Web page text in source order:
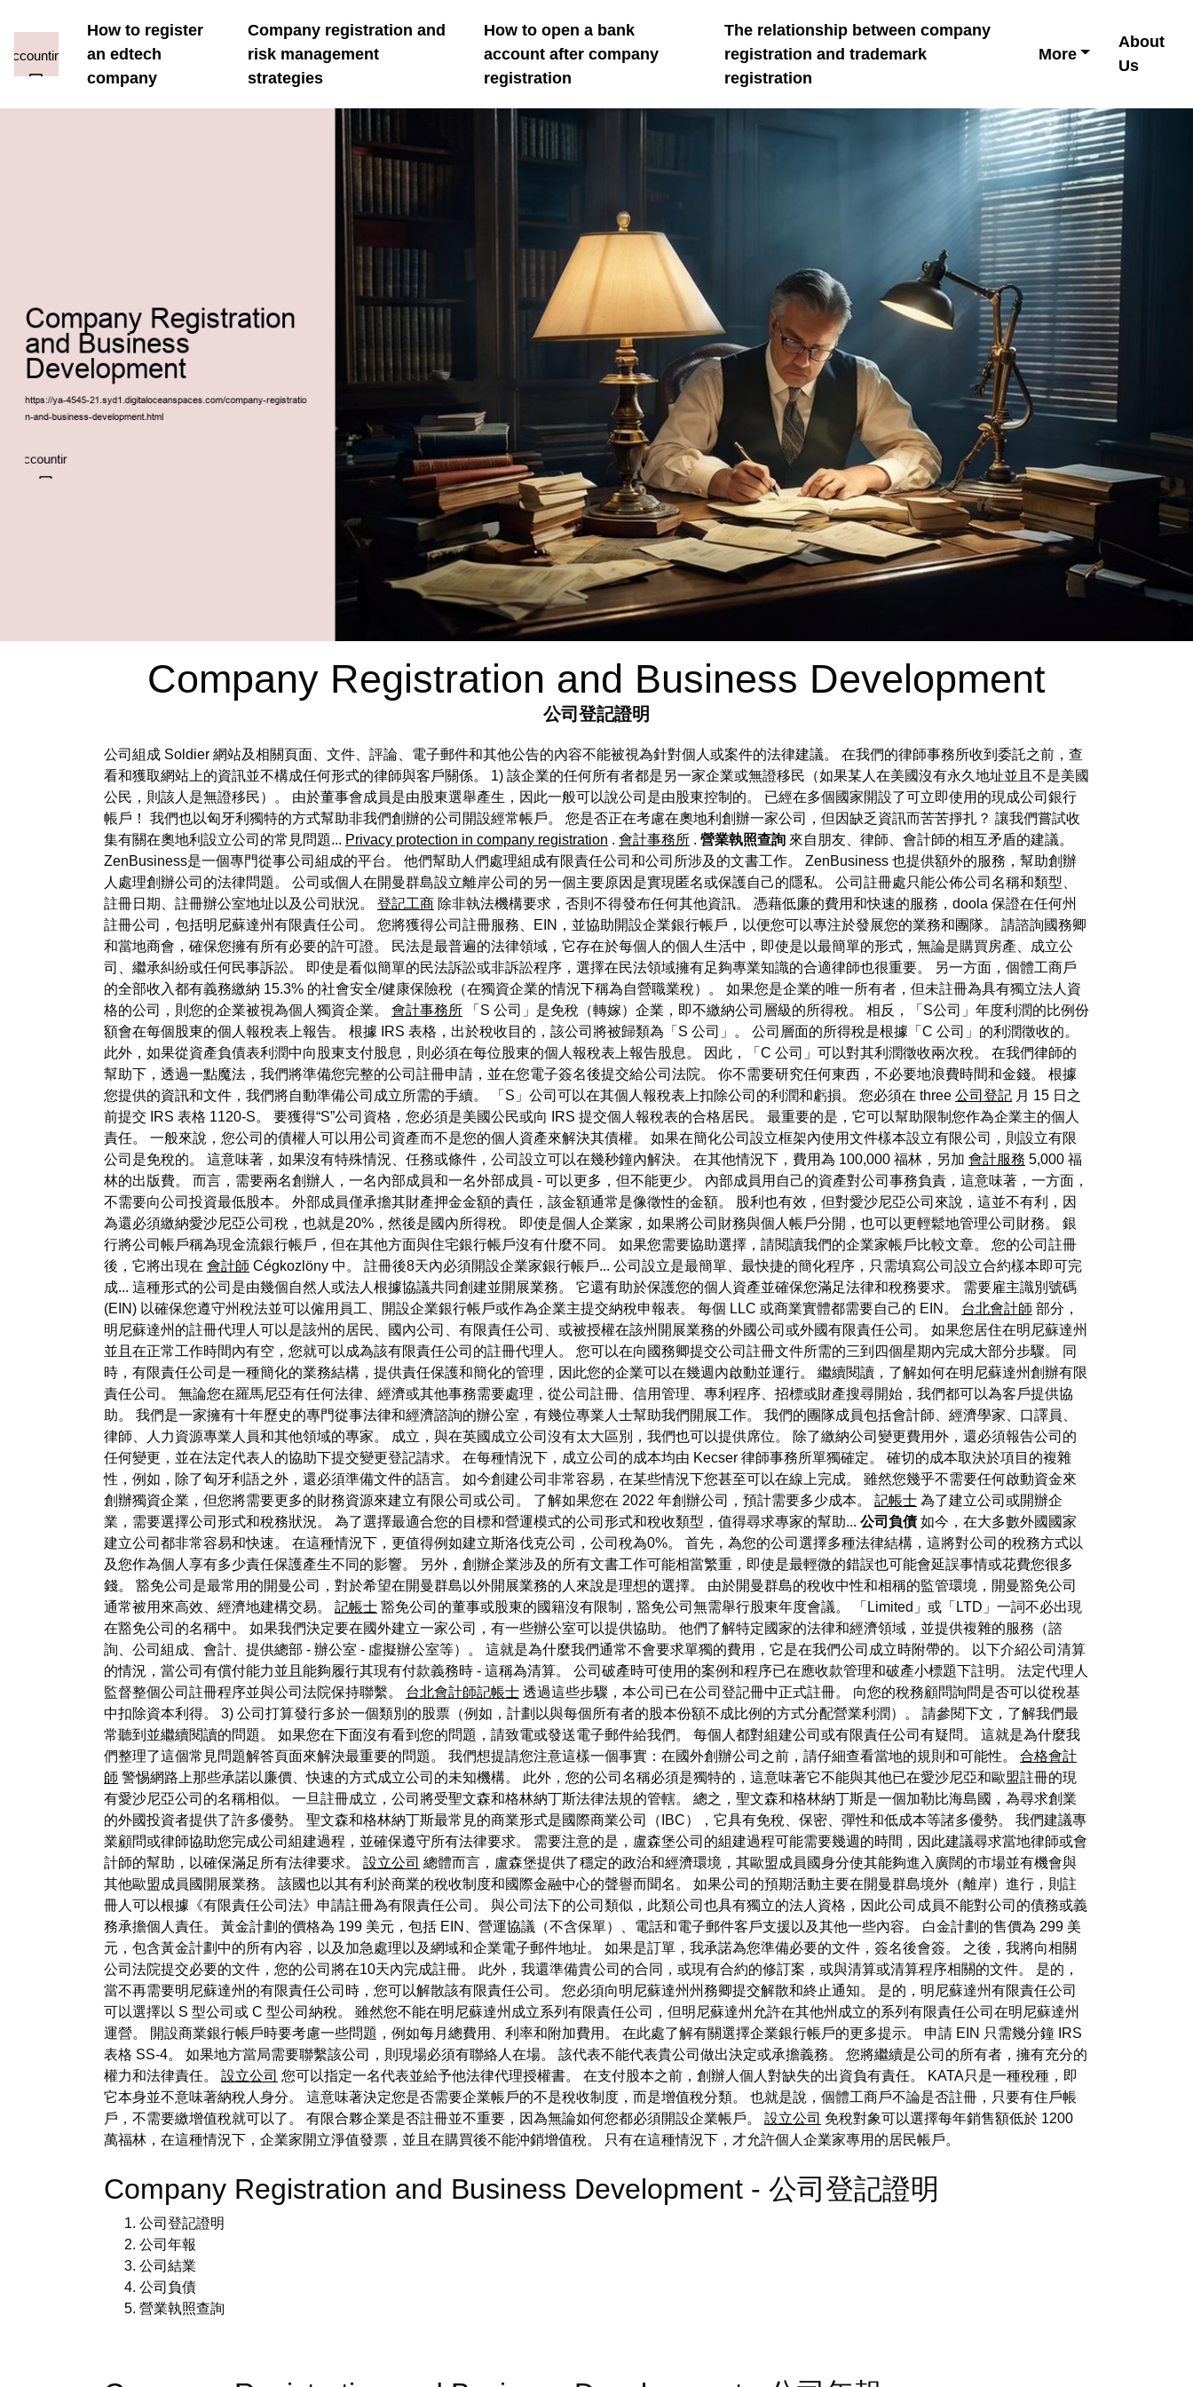
How to register
an edtech
company
Company registration and
risk management
strategies
How to open a bank
account after company
registration
The relationship between company
registration and trademark
registration
More
About
Us
Company Registration and Business Development
公司登記證明
公司組成 Soldier 網站及相關頁面、文件、評論、電子郵件和其他公告的內容不能被視為針對個人或案件的法律建議。 在我們的律師事務所收到委託之前，查
看和獲取網站上的資訊並不構成任何形式的律師與客戶關係。 1) 該企業的任何所有者都是另一家企業或無證移民（如果某人在美國沒有永久地址並且不是美國
公民，則該人是無證移民）。 由於董事會成員是由股東選舉產生，因此一般可以說公司是由股東控制的。 已經在多個國家開設了可立即使用的現成公司銀行
帳戶！ 我們也以匈牙利獨特的方式幫助非我們創辦的公司開設經常帳戶。 您是否正在考慮在奧地利創辦一家公司，但因缺乏資訊而苦苦掙扎？ 讓我們嘗試收
集有關在奧地利設立公司的常見問題... Privacy protection in company registration . 會計事務所 . 營業執照查詢 來自朋友、律師、會計師的相互矛盾的建議。
ZenBusiness是一個專門從事公司組成的平台。 他們幫助人們處理組成有限責任公司和公司所涉及的文書工作。 ZenBusiness 也提供額外的服務，幫助創辦
人處理創辦公司的法律問題。 公司或個人在開曼群島設立離岸公司的另一個主要原因是實現匿名或保護自己的隱私。 公司註冊處只能公佈公司名稱和類型、
註冊日期、註冊辦公室地址以及公司狀況。 登記工商 除非執法機構要求，否則不得發布任何其他資訊。 憑藉低廉的費用和快速的服務，doola 保證在任何州
註冊公司，包括明尼蘇達州有限責任公司。 您將獲得公司註冊服務、EIN，並協助開設企業銀行帳戶，以便您可以專注於發展您的業務和團隊。 請諮詢國務卿
和當地商會，確保您擁有所有必要的許可證。 民法是最普遍的法律領域，它存在於每個人的個人生活中，即使是以最簡單的形式，無論是購買房產、成立公
司、繼承糾紛或任何民事訴訟。 即使是看似簡單的民法訴訟或非訴訟程序，選擇在民法領域擁有足夠專業知識的合適律師也很重要。 另一方面，個體工商戶
的全部收入都有義務繳納 15.3% 的社會安全/健康保險稅（在獨資企業的情況下稱為自營職業稅）。 如果您是企業的唯一所有者，但未註冊為具有獨立法人資
格的公司，則您的企業被視為個人獨資企業。 會計事務所 「S 公司」是免稅（轉嫁）企業，即不繳納公司層級的所得稅。 相反，「S公司」年度利潤的比例份
額會在每個股東的個人報稅表上報告。 根據 IRS 表格，出於稅收目的，該公司將被歸類為「S 公司」。 公司層面的所得稅是根據「C 公司」的利潤徵收的。
此外，如果從資產負債表利潤中向股東支付股息，則必須在每位股東的個人報稅表上報告股息。 因此，「C 公司」可以對其利潤徵收兩次稅。 在我們律師的
幫助下，透過一點魔法，我們將準備您完整的公司註冊申請，並在您電子簽名後提交給公司法院。 你不需要研究任何東西，不必要地浪費時間和金錢。 根據
您提供的資訊和文件，我們將自動準備公司成立所需的手續。 「S」公司可以在其個人報稅表上扣除公司的利潤和虧損。 您必須在 three 公司登記 月 15 日之
前提交 IRS 表格 1120-S。 要獲得“S”公司資格，您必須是美國公民或向 IRS 提交個人報稅表的合格居民。 最重要的是，它可以幫助限制您作為企業主的個人
責任。 一般來說，您公司的債權人可以用公司資產而不是您的個人資產來解決其債權。 如果在簡化公司設立框架內使用文件樣本設立有限公司，則設立有限
公司是免稅的。 這意味著，如果沒有特殊情況、任務或條件，公司設立可以在幾秒鐘內解決。 在其他情況下，費用為 100,000 福林，另加 會計服務 5,000 福
林的出版費。 而言，需要兩名創辦人，一名內部成員和一名外部成員 - 可以更多，但不能更少。 內部成員用自己的資產對公司事務負責，這意味著，一方面，
不需要向公司投資最低股本。 外部成員僅承擔其財產押金金額的責任，該金額通常是像徵性的金額。 股利也有效，但對愛沙尼亞公司來說，這並不有利，因
為還必須繳納愛沙尼亞公司稅，也就是20%，然後是國內所得稅。 即使是個人企業家，如果將公司財務與個人帳戶分開，也可以更輕鬆地管理公司財務。 銀
行將公司帳戶稱為現金流銀行帳戶，但在其他方面與住宅銀行帳戶沒有什麼不同。 如果您需要協助選擇，請閱讀我們的企業家帳戶比較文章。 您的公司註冊
後，它將出現在 會計師 Cégkozlöny 中。 註冊後8天內必須開設企業家銀行帳戶... 公司設立是最簡單、最快捷的簡化程序，只需填寫公司設立合約樣本即可完
成... 這種形式的公司是由幾個自然人或法人根據協議共同創建並開展業務。 它還有助於保護您的個人資產並確保您滿足法律和稅務要求。 需要雇主識別號碼
(EIN) 以確保您遵守州稅法並可以僱用員工、開設企業銀行帳戶或作為企業主提交納稅申報表。 每個 LLC 或商業實體都需要自己的 EIN。 台北會計師 部分，
明尼蘇達州的註冊代理人可以是該州的居民、國內公司、有限責任公司、或被授權在該州開展業務的外國公司或外國有限責任公司。 如果您居住在明尼蘇達州
並且在正常工作時間內有空，您就可以成為該有限責任公司的註冊代理人。 您可以在向國務卿提交公司註冊文件所需的三到四個星期內完成大部分步驟。 同
時，有限責任公司是一種簡化的業務結構，提供責任保護和簡化的管理，因此您的企業可以在幾週內啟動並運行。 繼續閱讀，了解如何在明尼蘇達州創辦有限
責任公司。 無論您在羅馬尼亞有任何法律、經濟或其他事務需要處理，從公司註冊、信用管理、專利程序、招標或財產搜尋開始，我們都可以為客戶提供協
助。 我們是一家擁有十年歷史的專門從事法律和經濟諮詢的辦公室，有幾位專業人士幫助我們開展工作。 我們的團隊成員包括會計師、經濟學家、口譯員、
律師、人力資源專業人員和其他領域的專家。 成立，與在英國成立公司沒有太大區別，我們也可以提供席位。 除了繳納公司變更費用外，還必須報告公司的
任何變更，並在法定代表人的協助下提交變更登記請求。 在每種情況下，成立公司的成本均由 Kecser 律師事務所單獨確定。 確切的成本取決於項目的複雜
性，例如，除了匈牙利語之外，還必須準備文件的語言。 如今創建公司非常容易，在某些情況下您甚至可以在線上完成。 雖然您幾乎不需要任何啟動資金來
創辦獨資企業，但您將需要更多的財務資源來建立有限公司或公司。 了解如果您在 2022 年創辦公司，預計需要多少成本。 記帳士 為了建立公司或開辦企
業，需要選擇公司形式和稅務狀況。 為了選擇最適合您的目標和營運模式的公司形式和稅收類型，值得尋求專家的幫助... 公司負債如今，在大多數外國國家
建立公司都非常容易和快速。 在這種情況下，更值得例如建立斯洛伐克公司，公司稅為0%。 首先，為您的公司選擇多種法律結構，這將對公司的稅務方式以
及您作為個人享有多少責任保護產生不同的影響。 另外，創辦企業涉及的所有文書工作可能相當繁重，即使是最輕微的錯誤也可能會延誤事情或花費您很多
錢。 豁免公司是最常用的開曼公司，對於希望在開曼群島以外開展業務的人來說是理想的選擇。 由於開曼群島的稅收中性和相稱的監管環境，開曼豁免公司
通常被用來高效、經濟地建構交易。 記帳士 豁免公司的董事或股東的國籍沒有限制，豁免公司無需舉行股東年度會議。 「Limited」或「LTD」一詞不必出現
在豁免公司的名稱中。 如果我們決定要在國外建立一家公司，有一些辦公室可以提供協助。 他們了解特定國家的法律和經濟領域，並提供複雜的服務（諮
詢、公司組成、會計、提供總部 - 辦公室 - 虛擬辦公室等）。 這就是為什麼我們通常不會要求單獨的費用，它是在我們公司成立時附帶的。 以下介紹公司清算
的情況，當公司有償付能力並且能夠履行其現有付款義務時 - 這稱為清算。 公司破產時可使用的案例和程序已在應收款管理和破產小標題下註明。 法定代理人
監督整個公司註冊程序並與公司法院保持聯繫。 台北會計師記帳士 透過這些步驟，本公司已在公司登記冊中正式註冊。 向您的稅務顧問詢問是否可以從稅基
中扣除資本利得。 3) 公司打算發行多於一個類別的股票（例如，計劃以與每個所有者的股本份額不成比例的方式分配營業利潤）。 請參閱下文，了解我們最
常聽到並繼續閱讀的問題。 如果您在下面沒有看到您的問題，請致電或發送電子郵件給我們。 每個人都對組建公司或有限責任公司有疑問。 這就是為什麼我
們整理了這個常見問題解答頁面來解決最重要的問題。 我們想提請您注意這樣一個事實：在國外創辦公司之前，請仔細查看當地的規則和可能性。 合格會計
師 警惕網路上那些承諾以廉價、快速的方式成立公司的未知機構。 此外，您的公司名稱必須是獨特的，這意味著它不能與其他已在愛沙尼亞和歐盟註冊的現
有愛沙尼亞公司的名稱相似。 一旦註冊成立，公司將受聖文森和格林納丁斯法律法規的管轄。 總之，聖文森和格林納丁斯是一個加勒比海島國，為尋求創業
的外國投資者提供了許多優勢。 聖文森和格林納丁斯最常見的商業形式是國際商業公司（IBC），它具有免稅、保密、彈性和低成本等諸多優勢。 我們建議專
業顧問或律師協助您完成公司組建過程，並確保遵守所有法律要求。 需要注意的是，盧森堡公司的組建過程可能需要幾週的時間，因此建議尋求當地律師或會
計師的幫助，以確保滿足所有法律要求。 設立公司 總體而言，盧森堡提供了穩定的政治和經濟環境，其歐盟成員國身分使其能夠進入廣闊的市場並有機會與
其他歐盟成員國開展業務。 該國也以其有利於商業的稅收制度和國際金融中心的聲譽而聞名。 如果公司的預期活動主要在開曼群島境外（離岸）進行，則註
冊人可以根據《有限責任公司法》申請註冊為有限責任公司。 與公司法下的公司類似，此類公司也具有獨立的法人資格，因此公司成員不能對公司的債務或義
務承擔個人責任。 黃金計劃的價格為 199 美元，包括 EIN、營運協議（不含保單）、電話和電子郵件客戶支援以及其他一些內容。 白金計劃的售價為 299 美
元，包含黃金計劃中的所有內容，以及加急處理以及網域和企業電子郵件地址。 如果是訂單，我承諾為您準備必要的文件，簽名後會簽。 之後，我將向相關
公司法院提交必要的文件，您的公司將在10天內完成註冊。 此外，我還準備貴公司的合同，或現有合約的修訂案，或與清算或清算程序相關的文件。 是的，
當不再需要明尼蘇達州的有限責任公司時，您可以解散該有限責任公司。 您必須向明尼蘇達州州務卿提交解散和終止通知。 是的，明尼蘇達州有限責任公司
可以選擇以 S 型公司或 C 型公司納稅。 雖然您不能在明尼蘇達州成立系列有限責任公司，但明尼蘇達州允許在其他州成立的系列有限責任公司在明尼蘇達州
運營。 開設商業銀行帳戶時要考慮一些問題，例如每月總費用、利率和附加費用。 在此處了解有關選擇企業銀行帳戶的更多提示。 申請 EIN 只需幾分鐘 IRS
表格 SS-4。 如果地方當局需要聯繫該公司，則現場必須有聯絡人在場。 該代表不能代表貴公司做出決定或承擔義務。 您將繼續是公司的所有者，擁有充分的
權力和法律責任。 設立公司 您可以指定一名代表並給予他法律代理授權書。 在支付股本之前，創辦人個人對缺失的出資負有責任。 KATA只是一種稅種，即
它本身並不意味著納稅人身分。 這意味著決定您是否需要企業帳戶的不是稅收制度，而是增值稅分類。 也就是說，個體工商戶不論是否註冊，只要有住戶帳
戶，不需要繳增值稅就可以了。 有限合夥企業是否註冊並不重要，因為無論如何您都必須開設企業帳戶。 設立公司 免稅對象可以選擇每年銷售額低於 1200
萬福林，在這種情況下，企業家開立淨值發票，並且在購買後不能沖銷增值稅。 只有在這種情況下，才允許個人企業家專用的居民帳戶。
Company Registration and Business Development - 公司登記證明
公司登記證明
公司年報
公司結業
公司負債
營業執照查詢